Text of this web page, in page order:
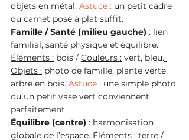
objets en métal. Astuce : un petit cadre
ou carnet posé à plat suffit.
Famille / Santé (milieu gauche) : lien
familial, santé physique et équilibre.
Éléments : bois / Couleurs : vert, bleu.
Objets : photo de famille, plante verte,
arbre en bois. Astuce : une simple photo
ou un petit vase vert conviennent
parfaitement.
Équilibre (centre) : harmonisation
globale de l’espace. Éléments : terre /